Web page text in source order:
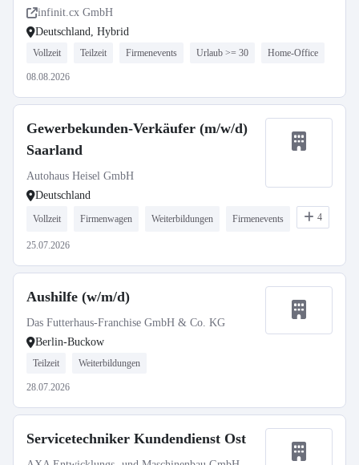
infinit.cx GmbH
Deutschland, Hybrid
Vollzeit Teilzeit Firmenevents Urlaub >= 30 Home-Office
08.08.2026
Gewerbekunden-Verkäufer (m/w/d)
Saarland
Autohaus Heisel GmbH
Deutschland
Vollzeit Firmenwagen Weiterbildungen Firmenevents 4
25.07.2026
Aushilfe (w/m/d)
Das Futterhaus-Franchise GmbH & Co. KG
Berlin-Buckow
Teilzeit Weiterbildungen
28.07.2026
Servicetechniker Kundendienst Ost